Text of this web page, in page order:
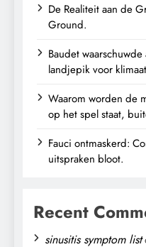
De Realiteit aan de
Ground.
Baudet
landjepik voor
Waarom worden de
op het spel staat,
Fauci ontmaskerd:
uitspraken bloot.
Recent
sinusitis symptom list